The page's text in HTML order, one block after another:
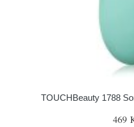
TOUCHBeauty 1788
469